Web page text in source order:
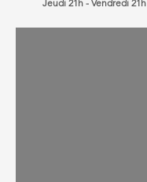
Jeudi 21h - Vendredi 21h